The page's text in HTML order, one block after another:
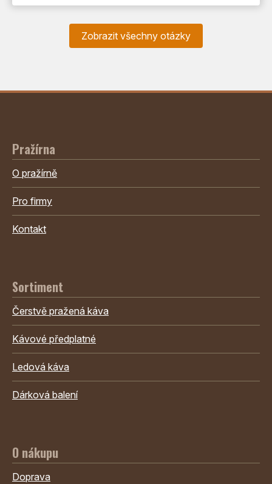
Zobrazit všechny otázky
Pražírna
O pražírně
Pro firmy
Kontakt
Sortiment
Čerstvě pražená káva
Kávové předplatné
Ledová káva
Dárková balení
O nákupu
Doprava